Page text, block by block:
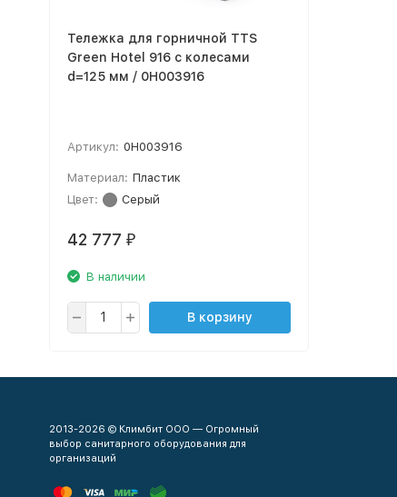
Тележка для горничной TTS
Green Hotel 916 с колесами
d=125 мм / 0H003916
Артикул: 0H003916
Материал: Пластик
Цвет:
Серый
42 777 ₽
В наличии
В корзину
2013-2026 © Климбит ООО — Огромный
выбор санитарного оборудования для
организаций